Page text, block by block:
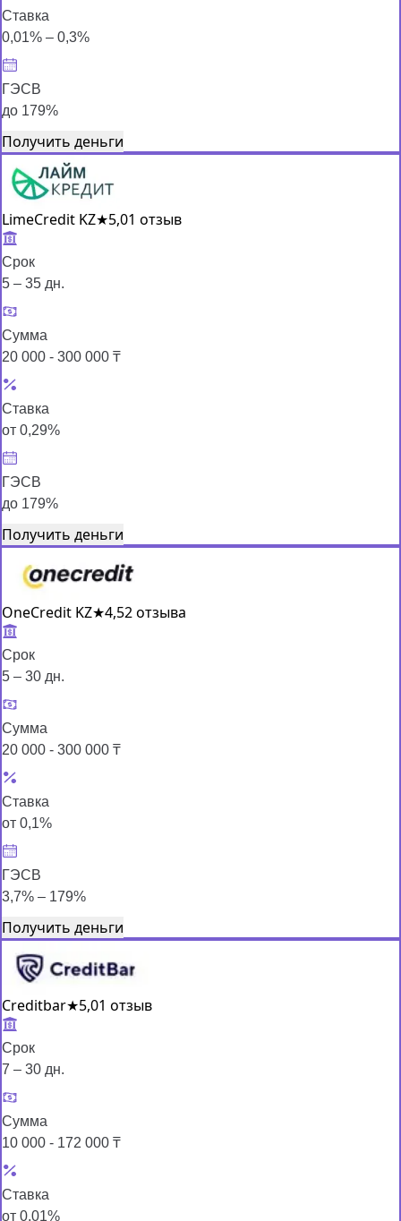
Ставка
0,01% – 0,3%
ГЭСВ
до 179%
Получить деньги
LimeCredit KZ★5,01 отзыв
Срок
5 – 35 дн.
Сумма
20 000 - 300 000 ₸
Ставка
от 0,29%
ГЭСВ
до 179%
Получить деньги
OneCredit KZ★4,52 отзыва
Срок
5 – 30 дн.
Сумма
20 000 - 300 000 ₸
Ставка
от 0,1%
ГЭСВ
3,7% – 179%
Получить деньги
Creditbar★5,01 отзыв
Срок
7 – 30 дн.
Сумма
10 000 - 172 000 ₸
Ставка
от 0,01%